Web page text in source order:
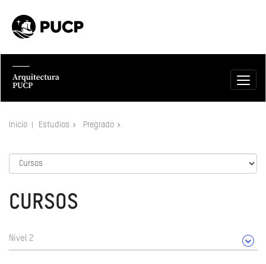
Inicio Estudios Pregrado
CURSOS
Nivel 2